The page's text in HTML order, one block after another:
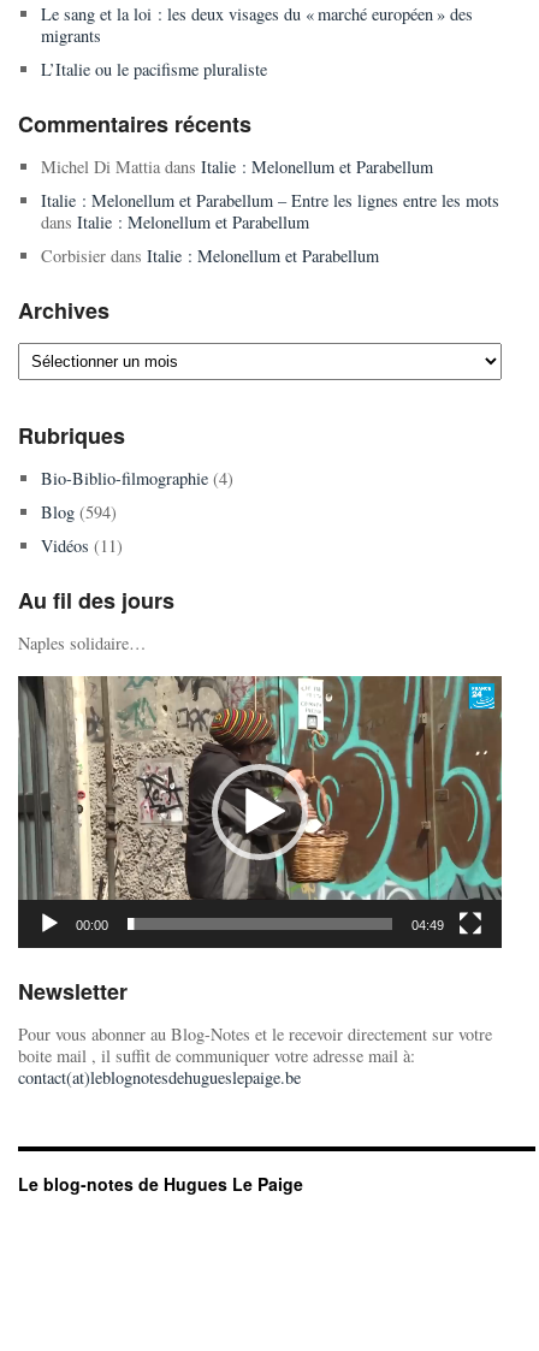
Le sang et la loi : les deux visages du « marché européen » des
migrants
L’Italie ou le pacifisme pluraliste
Commentaires récents
Michel Di Mattiadans Italie : Melonellum et Parabellum
Italie : Melonellum et Parabellum – Entre les lignes entre les mots
dans Italie : Melonellum et Parabellum
Corbisierdans Italie : Melonellum et Parabellum
Archives
Archives
Rubriques
Bio-Biblio-filmographie(4)
Blog(594)
Vidéos (11)
Au fil des jours
Naples solidaire…
Lecteur
vidéo
00:00 04:49
Newsletter
Pour vous abonner au Blog-Notes et le recevoir directement sur votre
boite mail , il suffit de communiquer votre adresse mail à:
contact(at)leblognotesdehugueslepaige.be
Le blog-notes de Hugues Le Paige